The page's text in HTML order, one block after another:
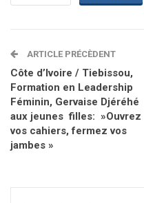
ARTICLE PRÉCÈDENT
Côte d’Ivoire / Tiebissou,
Formation en Leadership
Féminin, Gervaise Djéréhé
aux jeunes filles: »Ouvrez
vos cahiers, fermez vos
jambes »